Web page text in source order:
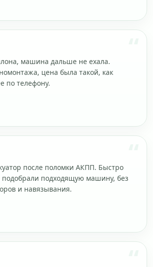
машина дальше не ехала.
цена была такой, как
по телефону.
после поломки АКПП. Быстро
подобрали подходящую машину, без
и навязывания.